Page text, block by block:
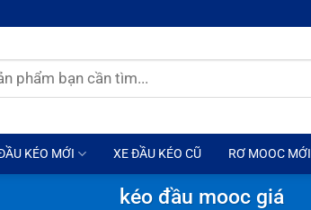
KÉO MỚI XE ĐẦU KÉO CŨ RƠ MOOC MỚI
kéo đầu mooc giá